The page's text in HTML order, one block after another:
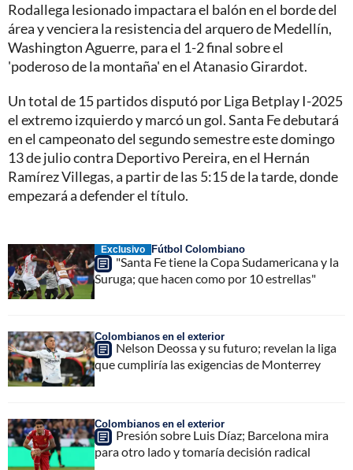
Rodallega lesionado impactara el balón en el borde del
área y venciera la resistencia del arquero de Medellín,
Washington Aguerre, para el 1-2 final sobre el
'poderoso de la montaña' en el Atanasio Girardot.
Un total de 15 partidos disputó por Liga Betplay I-2025
el extremo izquierdo y marcó un gol. Santa Fe debutará
en el campeonato del segundo semestre este domingo
13 de julio contra Deportivo Pereira, en el Hernán
Ramírez Villegas, a partir de las 5:15 de la tarde, donde
empezará a defender el título.
Exclusivo Fútbol Colombiano
"Santa Fe tiene la Copa Sudamericana y la
Suruga; que hacen como por 10 estrellas"
Colombianos en el exterior
Nelson Deossa y su futuro; revelan la liga
que cumpliría las exigencias de Monterrey
Colombianos en el exterior
Presión sobre Luis Díaz; Barcelona mira
para otro lado y tomaría decisión radical